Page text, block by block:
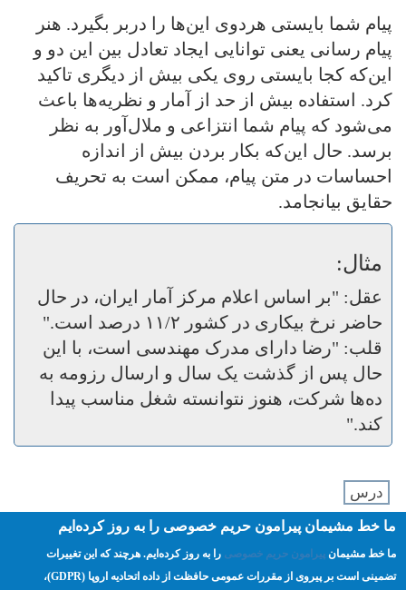
پیام شما بایستی هردوی این‌ها را دربر بگیرد. هنر
پیام رسانی یعنی توانایی ایجاد تعادل بین این دو و
این‌که کجا بایستی روی یکی بیش از دیگری تاکید
کرد. استفاده بیش از حد از آمار و نظریه‌ها باعث
می‌شود که پیام شما انتزاعی و ملال‌آور به نظر
برسد. حال این‌که بکار بردن بیش از اندازه
احساسات در متن پیام، ممکن است به تحریف
حقایق بیانجامد.
مثال:
عقل: "بر اساس اعلام مرکز آمار ایران، در حال
حاضر نرخ بیکاری در کشور ۱۱/۲ درصد است."
قلب: "رضا دارای مدرک مهندسی است، با این
حال پس از گذشت یک سال و ارسال رزومه به
ده‌ها شرکت، هنوز نتوانسته شغل مناسب پیدا
کند."
درس
‹پیامتان باید این گونه باشد
بالا
ما خط مشیمان پیرامون حریم خصوصی را به روز کرده‌ایم
ما خط مشیمانپیرامون حریم خصوصی را به روز کرده‌ایم. هرچند که این تغییرات
تضمینی است بر پیروی از مقررات عمومی حافظت از داده اتحادیه اروپا (GDPR)،‌